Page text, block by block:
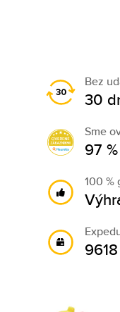
Bez
30
Sme
97
100 %